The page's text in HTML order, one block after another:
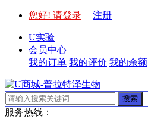
您好! 请登录 | 注册
U实验
会员中心
我的订单 我的评价 我的余额
搜索
服务热线：